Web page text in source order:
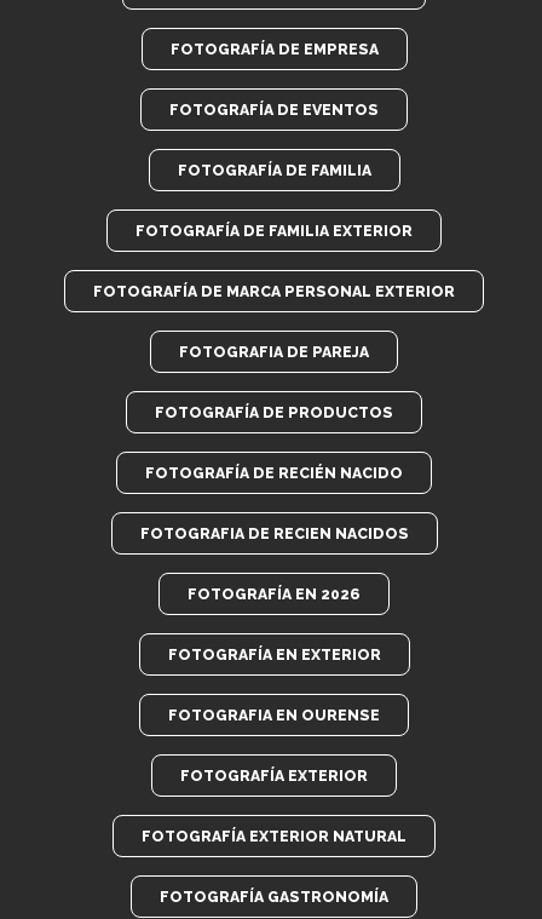
FOTOGRAFÍA DE EMPRESA
FOTOGRAFÍA DE EVENTOS
FOTOGRAFÍA DE FAMILIA
FOTOGRAFÍA DE FAMILIA EXTERIOR
FOTOGRAFÍA DE MARCA PERSONAL EXTERIOR
FOTOGRAFIA DE PAREJA
FOTOGRAFÍA DE PRODUCTOS
FOTOGRAFÍA DE RECIÉN NACIDO
FOTOGRAFIA DE RECIEN NACIDOS
FOTOGRAFÍA EN 2026
FOTOGRAFÍA EN EXTERIOR
FOTOGRAFIA EN OURENSE
FOTOGRAFÍA EXTERIOR
FOTOGRAFÍA EXTERIOR NATURAL
FOTOGRAFÍA GASTRONOMÍA